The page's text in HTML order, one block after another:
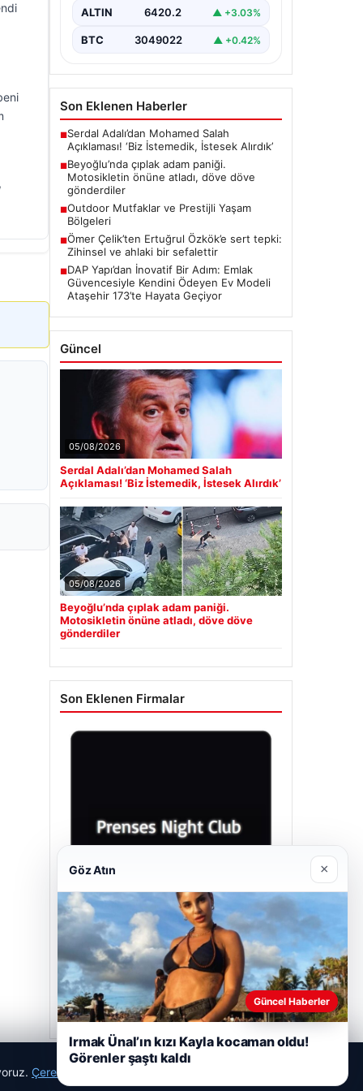
Sonrası", "content": "Beyoğlu
ilçesinde yaşanan olay,…
ALTIN 6420.2 ▲ +3.03%
BTC 3049022 ▲ +0.42%
Son Eklenen Haberler
■Serdal Adalı’dan Mohamed Salah
Açıklaması! ‘Biz İstemedik, İstesek Alırdık’
■Beyoğlu’nda çıplak adam paniği.
Motosikletin önüne atladı, döve döve
gönderdiler
■Outdoor Mutfaklar ve Prestijli Yaşam
Bölgeleri
■Ömer Çelik’ten Ertuğrul Özkök’e sert tepki:
Zihinsel ve ahlaki bir sefalettir
■DAP Yapı’dan İnovatif Bir Adım: Emlak
Güvencesiyle Kendini Ödeyen Ev Modeli
Ataşehir 173’te Hayata Geçiyor
Güncel
05/08/2026
Serdal Adalı’dan Mohamed Salah
Açıklaması! ‘Biz İstemedik, İstesek Alırdık’
05/08/2026
Beyoğlu’nda çıplak adam paniği.
Motosikletin önüne atladı, döve döve
gönderdiler
Son Eklenen Firmalar
Prenses Night Club
29/04/2026
Çerez Politikamız
Göz Atın ×
Güncel Haberler
Irmak Ünal’ın kızı Kayla kocaman oldu!
Görenler şaştı kaldı